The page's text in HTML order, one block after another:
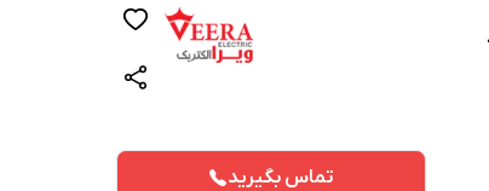
تماس بگیرید